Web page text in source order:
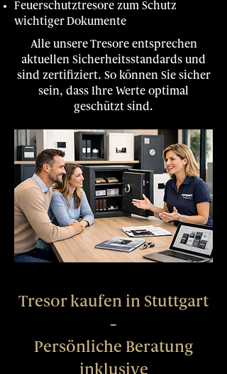
Feuerschutztresore zum Schutz
wichtiger Dokumente
Alle unsere Tresore entsprechen
aktuellen Sicherheitsstandards und
sind zertifiziert. So können Sie sicher
sein, dass Ihre Werte optimal
geschützt sind.
Tresor kaufen in Stuttgart
–
Persönliche Beratung
inklusive